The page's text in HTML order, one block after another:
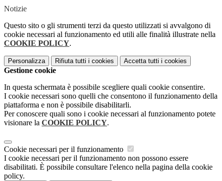
Notizie
Questo sito o gli strumenti terzi da questo utilizzati si avvalgono di
cookie necessari al funzionamento ed utili alle finalità illustrate nella
COOKIE POLICY.
Personalizza Rifiuta tutti i cookies Accetta tutti i cookies
Gestione cookie
In questa schermata è possibile scegliere quali cookie consentire.
I cookie necessari sono quelli che consentono il funzionamento della
piattaforma e non è possibile disabilitarli.
Per conoscere quali sono i cookie necessari al funzionamento potete
visionare la COOKIE POLICY.
Cookie necessari per il funzionamento
I cookie necessari per il funzionamento non possono essere
disabilitati. È possibile consultare l'elenco nella pagina della cookie
policy.